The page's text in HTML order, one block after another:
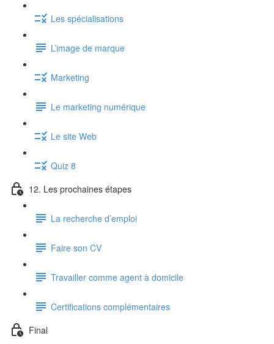
Les spécialisations
L’image de marque
Marketing
Le marketing numérique
Le site Web
Quiz 8
12. Les prochaines étapes
La recherche d’emploi
Faire son CV
Travailler comme agent à domicile
Certifications complémentaires
Final